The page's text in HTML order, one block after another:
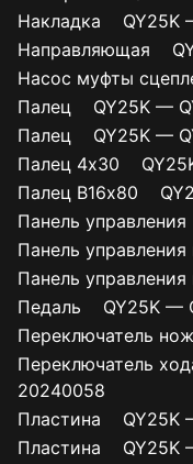
Накладка QY25K
Направляющая
Насос муфты
Палец QY25K —
Палец QY25K —
Палец 4х30
Палец В16х80
Панель управления
Панель
Панель
Педаль QY25K —
Переключатель
Переключатель
20240058
Пластина QY25K
Пластина QY25K